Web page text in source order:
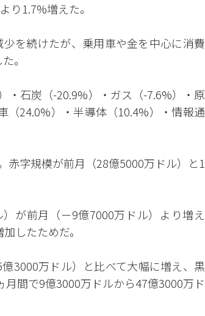
り1.7%増えた。
を続けたが、乗用車や金を中心に消費
。
・石炭（-20.9%）・ガス（-7.6%）・原
（24.0%）・半導体（10.4%）・情報通
字規模が前月（28億5000万ドル）と1
が前月（－9億7000万ドル）より増え
したためだ。
3000万ドル）と比べて大幅に増え、黒
間で9億3000万ドルから47億3000万ド